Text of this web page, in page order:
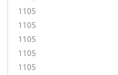
1105
1105
1105
1105
1105